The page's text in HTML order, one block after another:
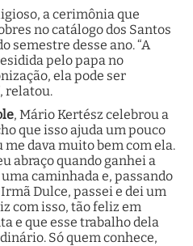
a cerimônia que
no catálogo dos Santos
semestre desse ano. “A
pelo papa no
ela pode ser
relatou.
, Mário Kertész celebrou a
que isso ajuda um pouco
me dava muito bem com ela.
abraço quando ganhei a
caminhada e, passando
Dulce, passei e dei um
com isso, tão feliz em
e que esse trabalho dela
Só quem conhece,